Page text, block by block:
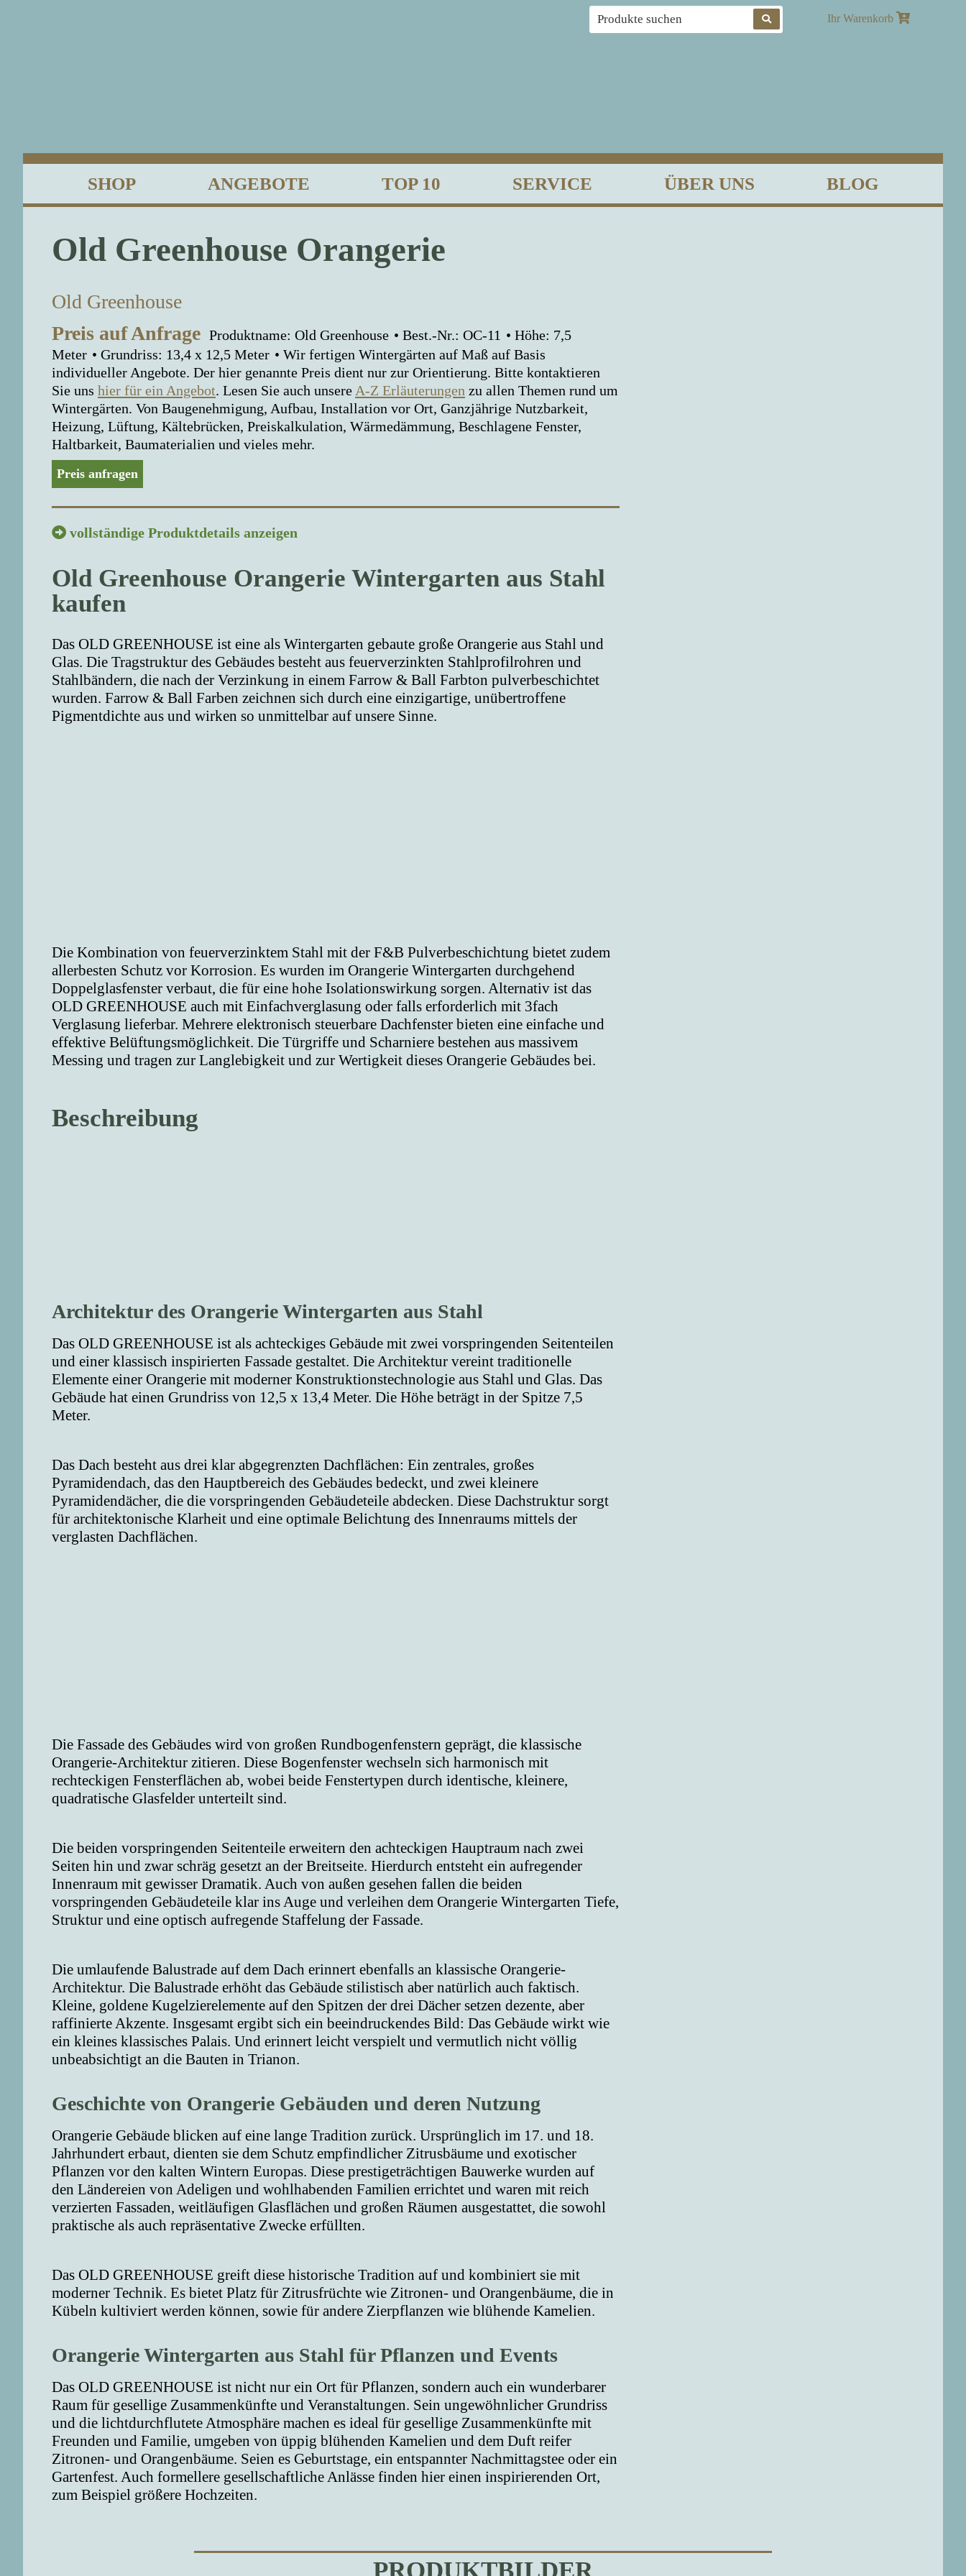
Ihr Warenkorb
SHOP ANGEBOTE TOP 10 SERVICE ÜBER UNS BLOG
Old Greenhouse Orangerie
Old Greenhouse
Preis auf Anfrage Produktname: Old Greenhouse Best.-Nr.: OC-11
Höhe: 7,5
Meter
Grundriss: 13,4 x 12,5 Meter
Wir fertigen Wintergärten auf Maß auf Basis
individueller Angebote. Der hier genannte Preis dient nur zur Orientierung. Bitte kontaktieren
Sie uns hier für ein Angebot. Lesen Sie auch unsere A-Z Erläuterungen zu allen Themen rund um
Wintergärten. Von Baugenehmigung, Aufbau, Installation vor Ort, Ganzjährige Nutzbarkeit,
Heizung, Lüftung, Kältebrücken, Preiskalkulation, Wärmedämmung, Beschlagene Fenster,
Haltbarkeit, Baumaterialien und vieles mehr.
Preis anfragen
vollständige Produktdetails anzeigen
Old Greenhouse Orangerie Wintergarten aus Stahl
kaufen
Das OLD GREENHOUSE ist eine als Wintergarten gebaute große Orangerie aus Stahl und
Glas. Die Tragstruktur des Gebäudes besteht aus feuerverzinkten Stahlprofilrohren und
Stahlbändern, die nach der Verzinkung in einem Farrow & Ball Farbton pulverbeschichtet
wurden. Farrow & Ball Farben zeichnen sich durch eine einzigartige, unübertroffene
Pigmentdichte aus und wirken so unmittelbar auf unsere Sinne.
Die Kombination von feuerverzinktem Stahl mit der F&B Pulverbeschichtung bietet zudem
allerbesten Schutz vor Korrosion. Es wurden im Orangerie Wintergarten durchgehend
Doppelglasfenster verbaut, die für eine hohe Isolationswirkung sorgen. Alternativ ist das
OLD GREENHOUSE auch mit Einfachverglasung oder falls erforderlich mit 3fach
Verglasung lieferbar. Mehrere elektronisch steuerbare Dachfenster bieten eine einfache und
effektive Belüftungsmöglichkeit. Die Türgriffe und Scharniere bestehen aus massivem
Messing und tragen zur Langlebigkeit und zur Wertigkeit dieses Orangerie Gebäudes bei.
Beschreibung
Architektur des Orangerie Wintergarten aus Stahl
Das OLD GREENHOUSE ist als achteckiges Gebäude mit zwei vorspringenden Seitenteilen
und einer klassisch inspirierten Fassade gestaltet. Die Architektur vereint traditionelle
Elemente einer Orangerie mit moderner Konstruktionstechnologie aus Stahl und Glas. Das
Gebäude hat einen Grundriss von 12,5 x 13,4 Meter. Die Höhe beträgt in der Spitze 7,5
Meter.
Das Dach besteht aus drei klar abgegrenzten Dachflächen: Ein zentrales, großes
Pyramidendach, das den Hauptbereich des Gebäudes bedeckt, und zwei kleinere
Pyramidendächer, die die vorspringenden Gebäudeteile abdecken. Diese Dachstruktur sorgt
für architektonische Klarheit und eine optimale Belichtung des Innenraums mittels der
verglasten Dachflächen.
Die Fassade des Gebäudes wird von großen Rundbogenfenstern geprägt, die klassische
Orangerie-Architektur zitieren. Diese Bogenfenster wechseln sich harmonisch mit
rechteckigen Fensterflächen ab, wobei beide Fenstertypen durch identische, kleinere,
quadratische Glasfelder unterteilt sind.
Die beiden vorspringenden Seitenteile erweitern den achteckigen Hauptraum nach zwei
Seiten hin und zwar schräg gesetzt an der Breitseite. Hierdurch entsteht ein aufregender
Innenraum mit gewisser Dramatik. Auch von außen gesehen fallen die beiden
vorspringenden Gebäudeteile klar ins Auge und verleihen dem Orangerie Wintergarten Tiefe,
Struktur und eine optisch aufregende Staffelung der Fassade.
Die umlaufende Balustrade auf dem Dach erinnert ebenfalls an klassische Orangerie-
Architektur. Die Balustrade erhöht das Gebäude stilistisch aber natürlich auch faktisch.
Kleine, goldene Kugelzierelemente auf den Spitzen der drei Dächer setzen dezente, aber
raffinierte Akzente. Insgesamt ergibt sich ein beeindruckendes Bild: Das Gebäude wirkt wie
ein kleines klassisches Palais. Und erinnert leicht verspielt und vermutlich nicht völlig
unbeabsichtigt an die Bauten in Trianon.
Geschichte von Orangerie Gebäuden und deren Nutzung
Orangerie Gebäude blicken auf eine lange Tradition zurück. Ursprünglich im 17. und 18.
Jahrhundert erbaut, dienten sie dem Schutz empfindlicher Zitrusbäume und exotischer
Pflanzen vor den kalten Wintern Europas. Diese prestigeträchtigen Bauwerke wurden auf
den Ländereien von Adeligen und wohlhabenden Familien errichtet und waren mit reich
verzierten Fassaden, weitläufigen Glasflächen und großen Räumen ausgestattet, die sowohl
praktische als auch repräsentative Zwecke erfüllten.
Das OLD GREENHOUSE greift diese historische Tradition auf und kombiniert sie mit
moderner Technik. Es bietet Platz für Zitrusfrüchte wie Zitronen- und Orangenbäume, die in
Kübeln kultiviert werden können, sowie für andere Zierpflanzen wie blühende Kamelien.
Orangerie Wintergarten aus Stahl für Pflanzen und Events
Das OLD GREENHOUSE ist nicht nur ein Ort für Pflanzen, sondern auch ein wunderbarer
Raum für gesellige Zusammenkünfte und Veranstaltungen. Sein ungewöhnlicher Grundriss
und die lichtdurchflutete Atmosphäre machen es ideal für gesellige Zusammenkünfte mit
Freunden und Familie, umgeben von üppig blühenden Kamelien und dem Duft reifer
Zitronen- und Orangenbäume. Seien es Geburtstage, ein entspannter Nachmittagstee oder ein
Gartenfest. Auch formellere gesellschaftliche Anlässe finden hier einen inspirierenden Ort,
zum Beispiel größere Hochzeiten.